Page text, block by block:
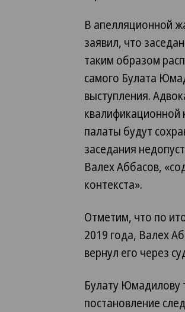
В апелляционной
заявил, что
таким образом
самого Булата
выступления.
квалификационной
палаты будут
заседания
Валех Аббасов,
контекста».
Отметим, что по
2019 года, Валех
вернул его через
Булату Юмадилову
постановление